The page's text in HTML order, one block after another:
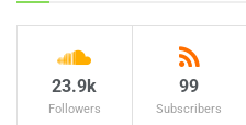
23.9k
Followers
99
Subscribers